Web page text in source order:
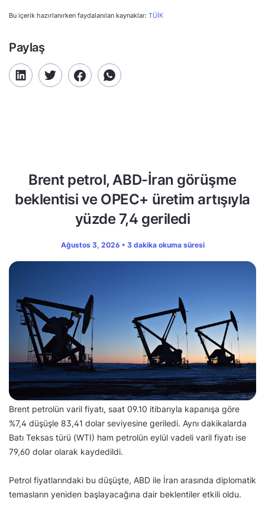
Bu içerik hazırlanırken faydalanılan kaynaklar: TÜİK
Paylaş
Brent petrol, ABD-İran görüşme
beklentisi ve OPEC+ üretim artışıyla
yüzde 7,4 geriledi
Ağustos 3, 2026 • 3 dakika okuma süresi
Brent petrolün varil fiyatı, saat 09.10 itibarıyla kapanışa göre
%7,4 düşüşle 83,41 dolar seviyesine geriledi. Aynı dakikalarda
Batı Teksas türü (WTI) ham petrolün eylül vadeli varil fiyatı ise
79,60 dolar olarak kaydedildi.
Petrol fiyatlarındaki bu düşüşte, ABD ile İran arasında diplomatik
temasların yeniden başlayacağına dair beklentiler etkili oldu.